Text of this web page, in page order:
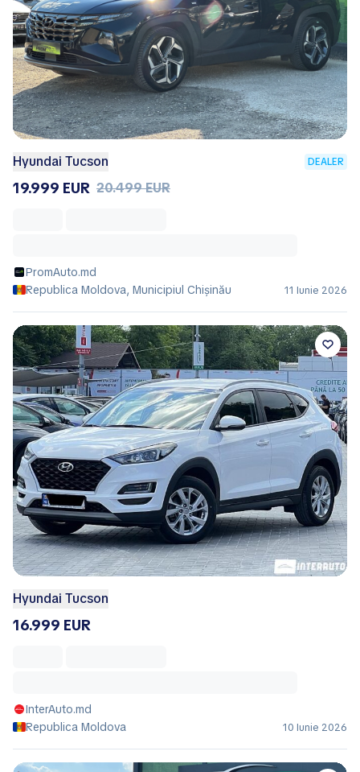
Hyundai Tucson DEALER
19.999 EUR 20.499 EUR
PromAuto.md
Republica Moldova, Municipiul Chișinău
11 Iunie 2026
Hyundai Tucson
16.999 EUR
InterAuto.md
Republica Moldova
10 Iunie 2026